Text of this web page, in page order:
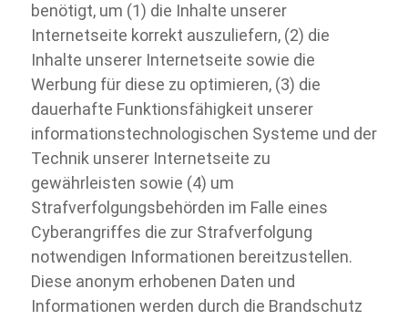
benötigt, um (1) die Inhalte unserer
Internetseite korrekt auszuliefern, (2) die
Inhalte unserer Internetseite sowie die
Werbung für diese zu optimieren, (3) die
dauerhafte Funktionsfähigkeit unserer
informationstechnologischen Systeme und der
Technik unserer Internetseite zu
gewährleisten sowie (4) um
Strafverfolgungsbehörden im Falle eines
Cyberangriffes die zur Strafverfolgung
notwendigen Informationen bereitzustellen.
Diese anonym erhobenen Daten und
Informationen werden durch die Brandschutz